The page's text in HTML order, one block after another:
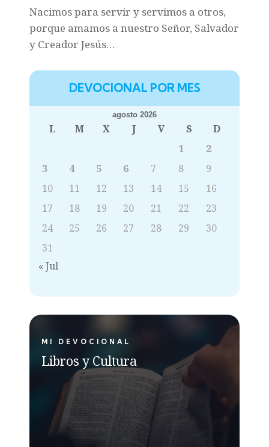
Nacimos para servir y servimos a otros,
porque amamos a nuestro Señor, Salvador
y Creador Jesús…
DEVOCIONAL POR MES
agosto 2026
L M X J V S
D
1
2
3
4 5 6 7 8
9
10
11 12 13 14 15
16
17
18 19 20 21 22
23
24
25 26 27 28 29
30
31
« Jul
MI DEVOCIONAL
Libros y Cultura